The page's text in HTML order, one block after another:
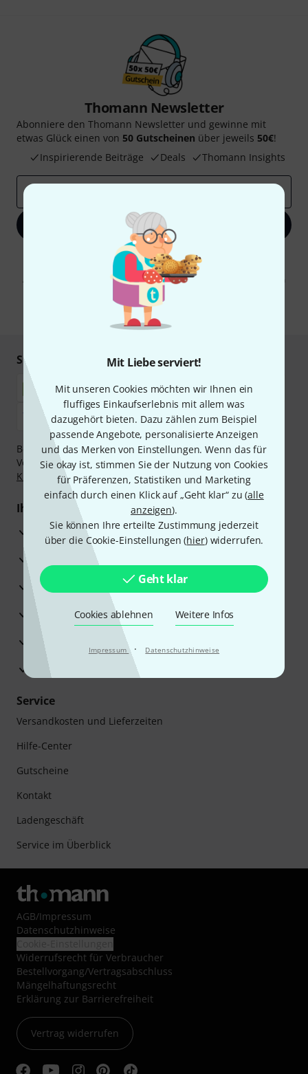
Mit Liebe serviert!
Mit unseren Cookies möchten wir Ihnen ein
fluffiges Einkaufserlebnis mit allem was
dazugehört bieten. Dazu zählen zum Beispiel
passende Angebote, personalisierte Anzeigen
und das Merken von Einstellungen. Wenn das für
Sie okay ist, stimmen Sie der Nutzung von Cookies
für Präferenzen, Statistiken und Marketing
einfach durch einen Klick auf „Geht klar“ zu (alle
anzeigen).
Sie können Ihre erteilte Zustimmung jederzeit
über die Cookie-Einstellungen (hier) widerrufen.
Geht klar
Cookies ablehnen Weitere Infos
Impressum · Datenschutzhinweise
Thomann Newsletter
Abonniere den Thomann Newsletter und gewinne mit
etwas Glück einen von 50 Gutscheinen über jeweils 50€!
Inspirierende Beiträge
Deals Thomann Insights
Jetzt anmelden
Mit Klick auf „Jetzt anmelden“ stimmen Sie dem Erhalt von E-Mail-
Werbung und einer Messung des E-Mail-Nutzungsverhaltens zu. Die
Abmeldung ist jederzeit möglich. Weitere Informationen finden Sie in
Datenschutzhinweisen
* Pflichtfeld
Sicher einkaufen & bezahlen
Bezahlen Sie vertraulich und sicher per Nachnahme,
Vorkasse, PayPal, Amazon Pay,Klarna Sofort bezahlen,
Klarna Ratenzahlungoder Kreditkarte.
Ihre Vorteile
3 Jahre Thomann Garantie
30 Tage Money-Back-Garantie
Reparaturservice
Beratung durch Fachexperten
Zufriedenheitsgarantie
Europas größtes Versandlager
Service
Versandkosten und Lieferzeiten
Hilfe-Center
Gutscheine
Kontakt
Ladengeschäft
Service im Überblick
AGB/Impressum
Datenschutzhinweise
Widerrufsrecht für Verbraucher
Bestellvorgang/Vertragsabschluss
Mängelhaftungsrecht
Erklärung zur Barrierefreiheit
Vertrag widerrufen